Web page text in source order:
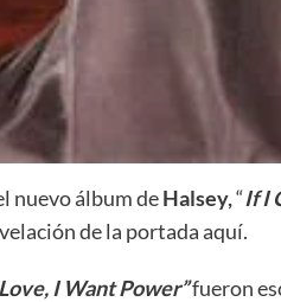
nuevo álbum deHalsey,“If I
de la portada aquí.
I Want Power”fueron